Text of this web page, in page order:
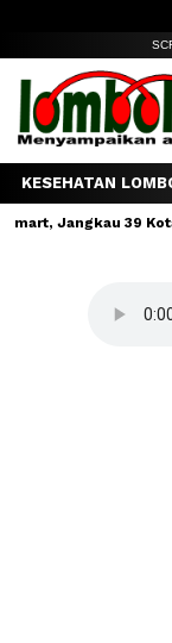
KESEHATAN
39 Kota/